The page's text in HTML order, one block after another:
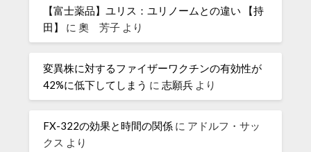
【富士薬品】ユリス：ユリノームとの違い 【持
田】
に奧 芳子 より
変異株に対するファイザーワクチンの有効性が
42%に低下してしまう に志願兵 より
FX-322の効果と時間の関係 に アドルフ・サッ
クス より